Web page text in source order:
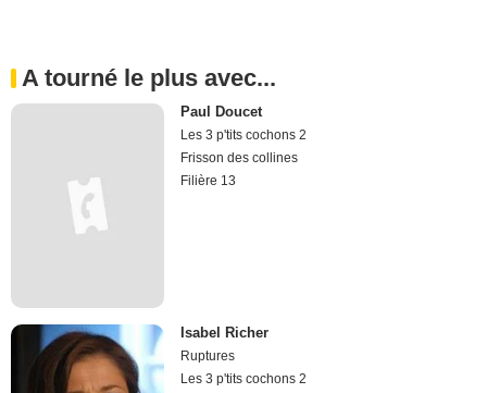
A tourné le plus avec...
Paul Doucet
Les 3 p'tits cochons 2
Frisson des collines
Filière 13
Isabel Richer
Ruptures
Les 3 p'tits cochons 2